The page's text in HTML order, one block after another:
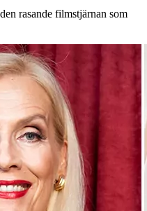
rasande filmstjärnan som